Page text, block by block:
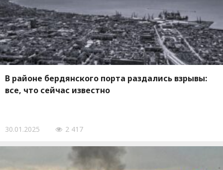
В районе бердянского порта раздались взрывы:
все, что сейчас известно
30.01.2025 2 417